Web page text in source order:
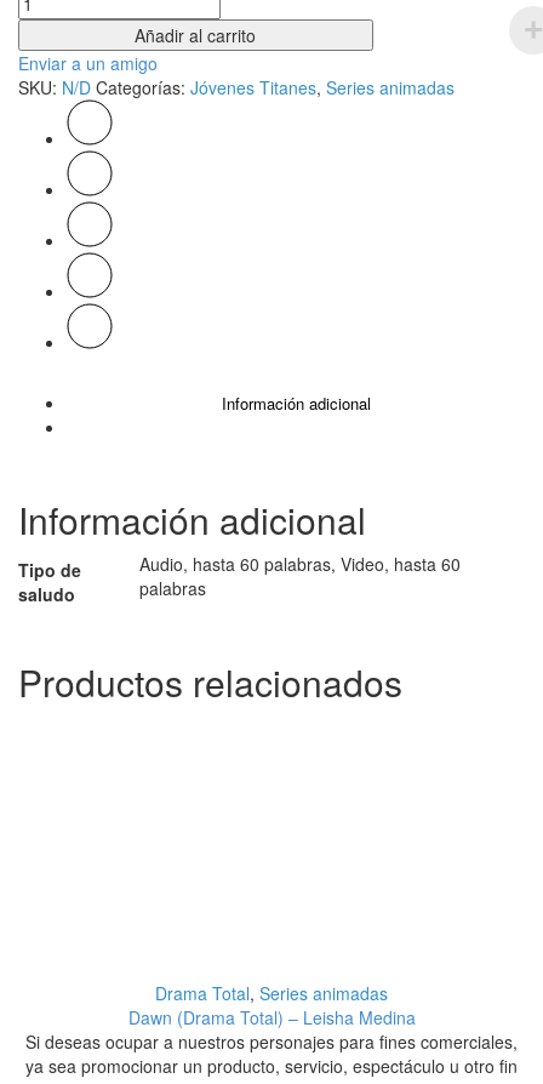
Añadir al carrito
Enviar a un amigo
SKU: N/D Categorías: Jóvenes Titanes, Series animadas
Información adicional
Información adicional
Tipo de
saludo
Audio, hasta 60 palabras, Video, hasta 60
palabras
Productos relacionados
Drama Total, Series animadas
Dawn (Drama Total) – Leisha Medina
Si deseas ocupar a nuestros personajes para fines comerciales,
ya sea promocionar un producto, servicio, espectáculo u otro fin